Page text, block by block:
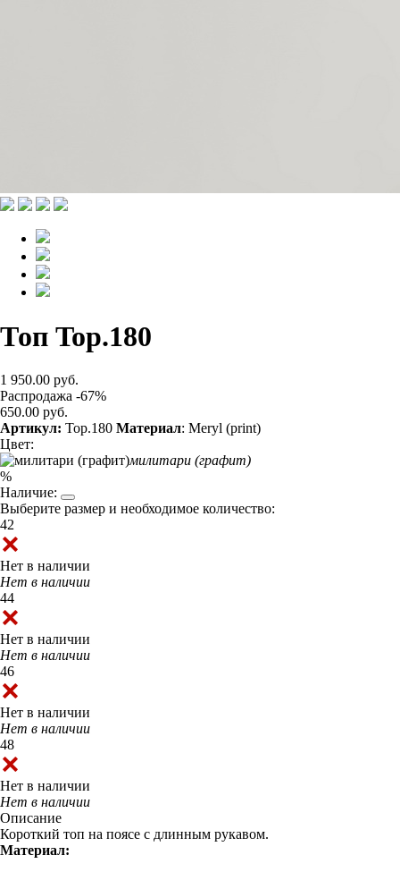
Топ Top.180
1 950.00 руб.
Распродажа -67%
650.00 руб.
Артикул: Top.180 Материал: Meryl (print)
Цвет:
милитари (графит)
%
Наличие:
Выберите размер и необходимое количество:
42
Нет в наличии
Нет в наличии
44
Нет в наличии
Нет в наличии
46
Нет в наличии
Нет в наличии
48
Нет в наличии
Нет в наличии
Описание
Короткий топ на поясе с длинным рукавом.
Материал: